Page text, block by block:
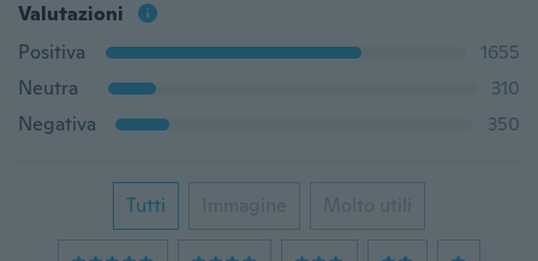
Valutazioni
Positiva
1655
Neutra
310
Negativa
350
Tutti Immagine Molto utili